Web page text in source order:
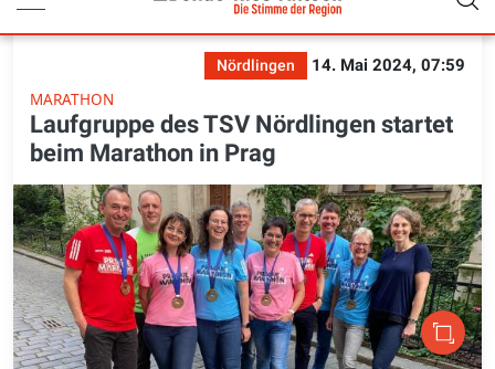
Nördlingen
14. Mai 2024, 07:59
MARATHON
Laufgruppe des TSV Nördlingen startet
beim Marathon in Prag